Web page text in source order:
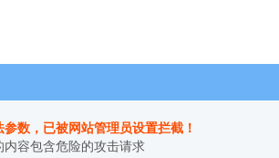
数，已被网站管理员设置拦截！
容包含危险的攻击请求